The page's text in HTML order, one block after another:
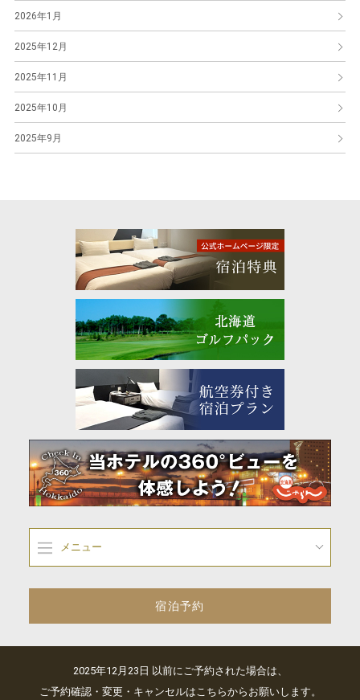
2026年1月
2025年12月
2025年11月
2025年10月
2025年9月
メニュー
宿泊予約
2025年12月23日 以前にご予約された場合は、
ご予約確認・変更・キャンセルはこちらからお願いします。